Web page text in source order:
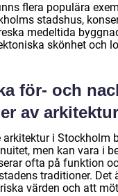
flera populära
stadshus,
medeltida
skönhet och
för- och
av
arkitektur i Stockholm
men kan vara i
ofta på funktion
traditioner. Det
värden och att